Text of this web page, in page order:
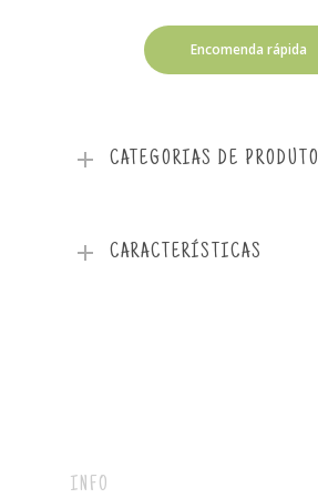
Encomenda rápida
CATEGORIAS DE PRODUTO
CARACTERÍSTICAS
INFO